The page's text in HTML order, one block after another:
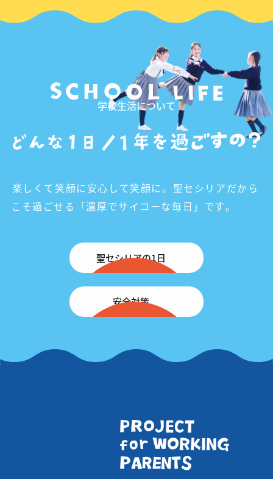
学校生活について
楽しくて笑顔に安心して笑顔に。 聖セシリアだから
こそ過ごせる「濃厚でサイコーな毎日」です。
聖セシリアの1日
安全対策